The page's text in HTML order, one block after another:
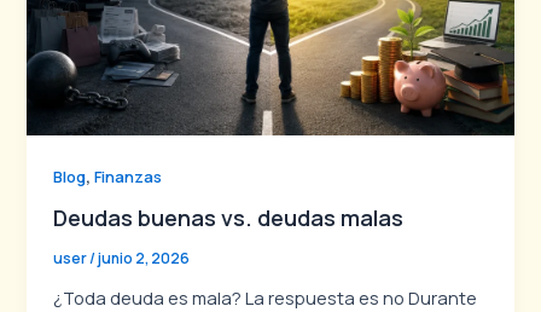
Blog,Finanzas
Deudas buenas vs. deudas malas
user/junio 2, 2026
¿Toda deuda es mala? La respuesta es no Durante